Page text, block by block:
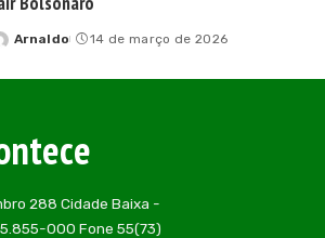
Arnaldo 14 de março de 2026
288 Cidade Baixa -
000 Fone 55(73)